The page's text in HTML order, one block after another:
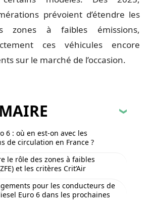
prévoient d’étendre les
zones à faibles émissions,
ces véhicules encore
sur le marché de l’occasion.
6 : où en est-on avec les
de circulation en France ?
le rôle des zones à faibles
et les critères Crit’Air
pour les conducteurs de
Euro 6 dans les prochaines